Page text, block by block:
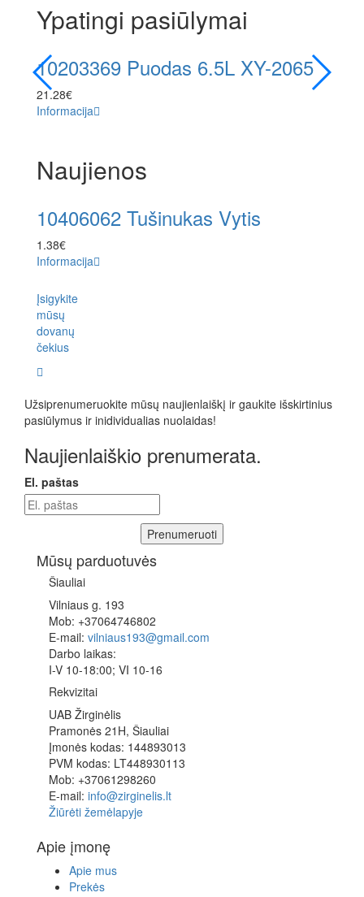
Ypatingi pasiūlymai
10203369 Puodas 6.5L XY-2065
21.28€
Informacija
Naujienos
10406062 Tušinukas Vytis
1.38€
Informacija
Įsigykite
mūsų
dovanų
čekius
Užsiprenumeruokite mūsų naujienlaiškį ir gaukite išskirtinius
pasiūlymus ir inidividualias nuolaidas!
Naujienlaiškio prenumerata.
El. paštas
Prenumeruoti
Mūsų parduotuvės
Šiauliai
Vilniaus g. 193
Mob: +37064746802
E-mail: vilniaus193@gmail.com
Darbo laikas:
I-V 10-18:00; VI 10-16
Rekvizitai
UAB Žirginėlis
Pramonės 21H, Šiauliai
Įmonės kodas: 144893013
PVM kodas: LT448930113
Mob: +37061298260
E-mail: info@zirginelis.lt
Žiūrėti žemėlapyje
Apie įmonę
Apie mus
Prekės